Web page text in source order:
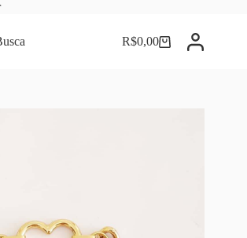
Pular
o
conteúdo
Carrinho
R$0,00